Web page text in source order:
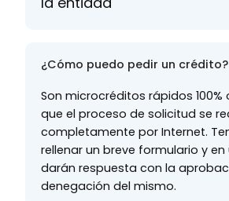
¿Cómo puedo pedir un crédito?
Son microcréditos rápidos 100%
que el proceso de solicitud se
completamente por Internet.
rellenar un breve formulario y
darán respuesta con la
denegación del mismo.